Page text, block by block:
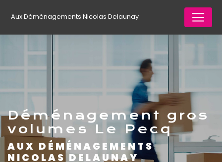
Aux Déménagements Nicolas Delaunay
déménagement gros
volumes Le Pecq
AUX DÉMÉNAGEMENTS
NICOLAS DELAUNAY